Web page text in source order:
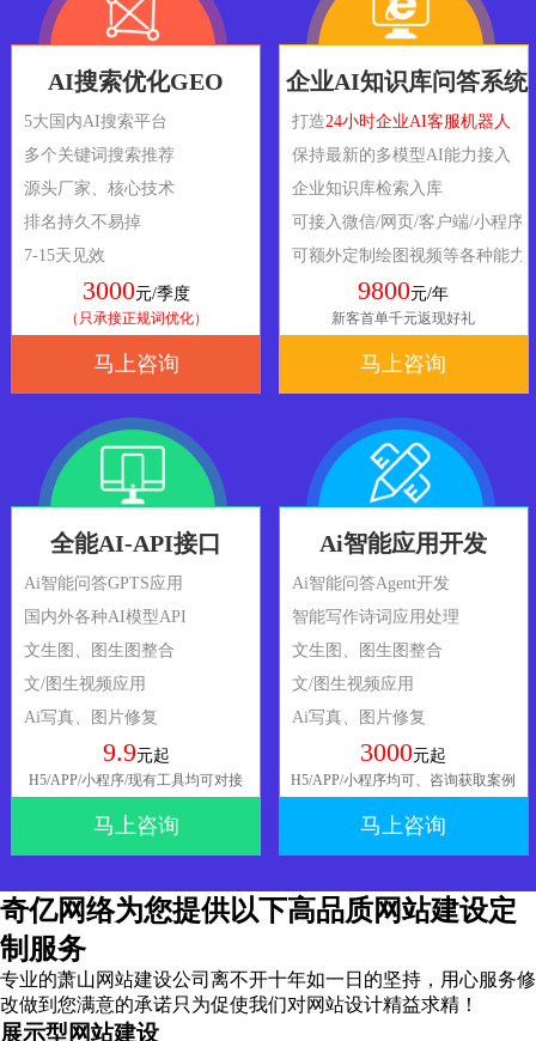
AI搜索优化GEO
5大国内AI搜索平台
多个关键词搜索推荐
源头厂家、核心技术
排名持久不易掉
7-15天见效
3000元/季度
（只承接正规词优化）
马上咨询
企业AI知识库问答系统
打造24小时企业AI客服机器人
保持最新的多模型AI能力接入
企业知识库检索入库
可接入微信/网页/客户端/小程序
可额外定制绘图视频等各种能力
9800元/年
新客首单千元返现好礼
马上咨询
全能AI-API接口
Ai智能问答GPTS应用
国内外各种AI模型API
文生图、图生图整合
文/图生视频应用
Ai写真、图片修复
9.9元起
H5/APP/小程序/现有工具均可对接
马上咨询
Ai智能应用开发
Ai智能问答Agent开发
智能写作诗词应用处理
文生图、图生图整合
文/图生视频应用
Ai写真、图片修复
3000元起
H5/APP/小程序均可、咨询获取案例
马上咨询
奇亿网络为您提供以下高品质网站建设定
制服务
专业的萧山网站建设公司离不开十年如一日的坚持， 用心服务修
改做到您满意的承诺只为促使我们对网站设计精益求精！
展示型网站建设